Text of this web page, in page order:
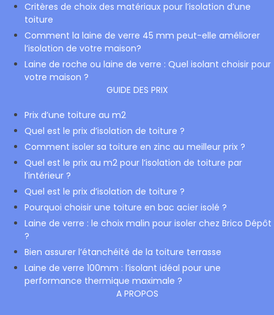
Critères de choix des matériaux pour l’isolation d’une
toiture
Comment la laine de verre 45 mm peut-elle améliorer
l’isolation de votre maison?
Laine de roche ou laine de verre : Quel isolant choisir pour
votre maison ?
GUIDE DES PRIX
Prix d’une toiture au m2
Quel est le prix d’isolation de toiture ?
Comment isoler sa toiture en zinc au meilleur prix ?
Quel est le prix au m2 pour l’isolation de toiture par
l’intérieur ?
Quel est le prix d’isolation de toiture ?
Pourquoi choisir une toiture en bac acier isolé ?
Laine de verre : le choix malin pour isoler chez Brico Dépôt
?
Bien assurer l’étanchéité de la toiture terrasse
Laine de verre 100mm : l’isolant idéal pour une
performance thermique maximale ?
A PROPOS